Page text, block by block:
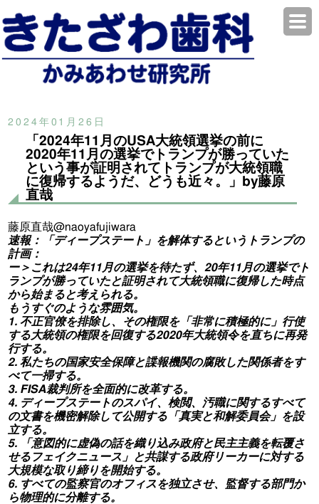
2024年01月26日
「2024年11月のUSA大統領選挙の前に
2020年11月の選挙でトランプが勝っていた
という事が証明されてトランプが大統領職
に復帰するようだ、どうも近々。」by藤原
直哉
藤原直哉@naoyafujiwara
速報：「ディープステート」を解体するというトランプの
計画：
ー＞これは24年11月の選挙を待たず、20年11月の選挙でト
ランプが勝っていたと証明されて大統領職に復帰した時点
から始まると考えられる。
もうすぐのような雰囲気。
1. 不正官僚を排除し、その権限を「非常に積極的に」行使
する大統領の権限を回復する2020年大統領令を直ちに再発
行する。
2. 私たちの国家安全保障と諜報機関の腐敗した関係者をす
べて一掃する。
3. FISA裁判所を全面的に改革する。
4. ディープステートのスパイ、検閲、汚職に関するすべて
の文書を機密解除して公開する「真実と和解委員会」を設
立する。
5. 「意図的に虚偽の話を織り込み政府と民主主義を転覆さ
せるフェイクニュース」と共謀する政府リーカーに対する
大規模な取り締りを開始する。
6. すべての監察官のオフィスを独立させ、監督する部門か
ら物理的に分離する。